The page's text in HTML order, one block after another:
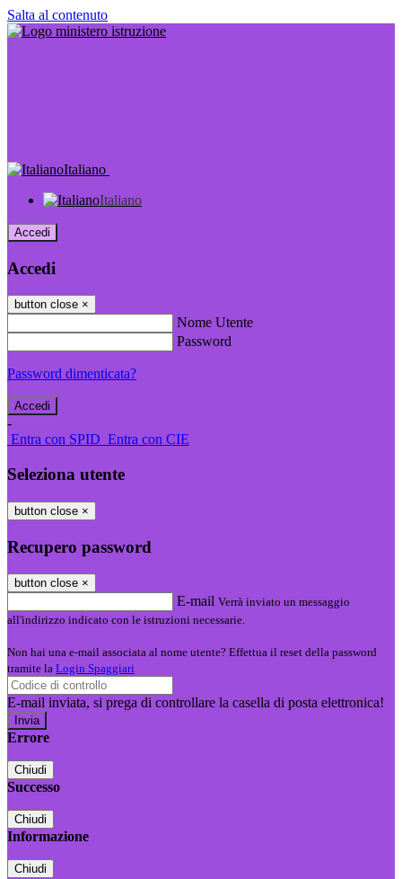
Salta al contenuto
Italiano
Italiano
Accedi
Accedi
button close ×
Nome Utente
Password
Password dimenticata?
-
Entra con SPID Entra con CIE
Seleziona utente
button close ×
Recupero password
button close ×
E-mail Verrà inviato un messaggio
all'indirizzo indicato con le istruzioni necessarie.
Non hai una e-mail associata al nome utente? Effettua il reset della password
tramite la Login Spaggiari
E-mail inviata, si prega di controllare la casella di posta elettronica!
Errore
Chiudi
Successo
Chiudi
Informazione
Chiudi